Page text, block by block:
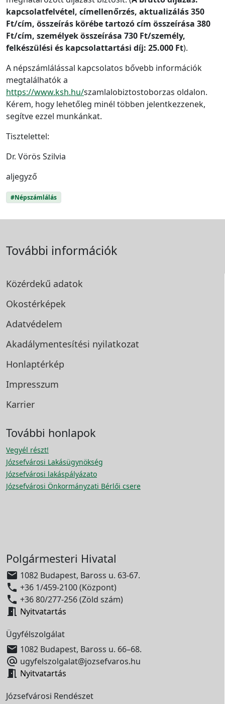
kapcsolatfelvétel, címellenőrzés, aktualizálás 350
Ft/cím, összeírás körébe tartozó cím összeírása 380
Ft/cím, személyek összeírása 730 Ft/személy,
felkészülési és kapcsolattartási díj: 25.000 Ft).
A népszámlálással kapcsolatos bővebb információk
megtalálhatók a
https://www.ksh.hu/szamlalobiztostoborzas oldalon.
Kérem, hogy lehetőleg minél többen jelentkezzenek,
segítve ezzel munkánkat.
Tisztelettel:
Dr. Vörös Szilvia
aljegyző
#Népszámlálás
További információk
Közérdekű adatok
Okostérképek
Adatvédelem
Akadálymentesítési nyilatkozat
Honlaptérkép
Impresszum
Karrier
További honlapok
Vegyél részt!
Józsefvárosi Lakásügynökség
Józsefvárosi lakáspályázato
Józsefvárosi Önkormányzati Bérlői csere
Polgármesteri Hivatal
 1082 Budapest, Baross u. 63-67.
 +36 1/459-2100 (Központ)
 +36 80/277-256 (Zöld szám)
 Nyitvatartás
Ügyfélszolgálat
 1082 Budapest, Baross u. 66–68.
 ugyfelszolgalat@jozsefvaros.hu
 Nyitvatartás
Józsefvárosi Rendészet